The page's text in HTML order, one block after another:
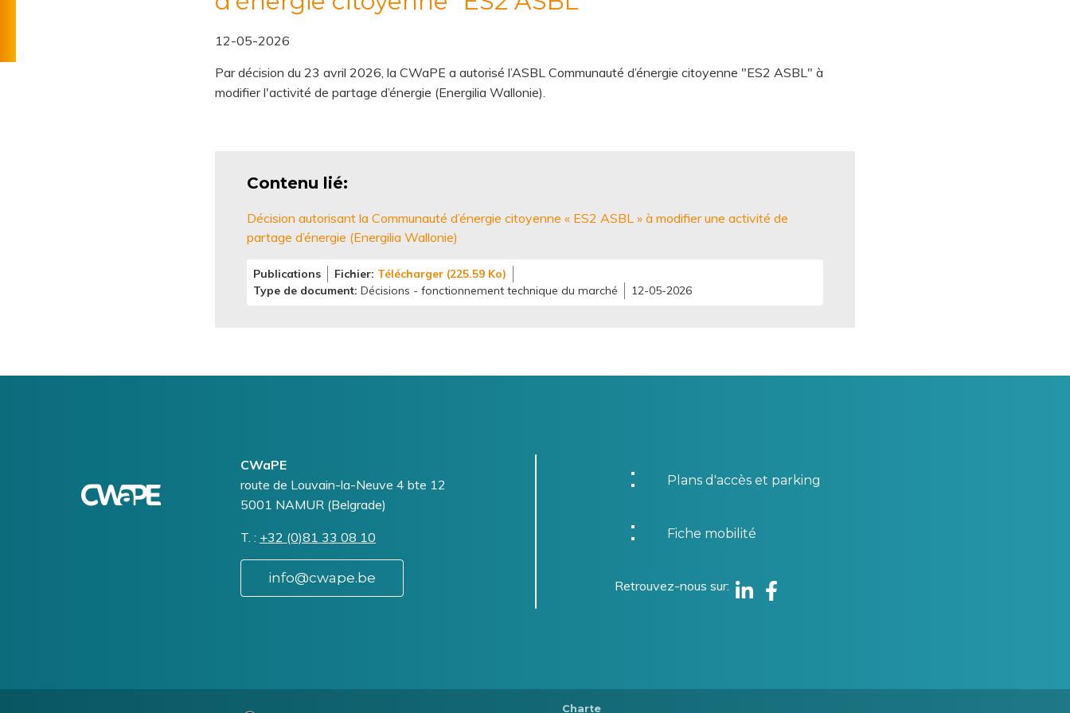
de
12-05-2026
Par décision du 23 avril 2026, la CWaPE a autorisé l’ASBL Communauté d’énergie citoyenne "ES2 ASBL" à
modifier l'activité de partage d’énergie (Energilia Wallonie).
Contenu lié
Décision autorisant la Communauté d’énergie citoyenne « ES2 ASBL » à modifier une activité de
partage d’énergie (Energilia Wallonie)
Publications Fichier Télécharger (225.59 Ko)
Type de document Décisions - fonctionnement technique du marché 12-05-2026
CWaPE
Addresse
route de Louvain-la-Neuve 4 bte 12
5001 NAMUR (Belgrade)
T. Téléphone
+32 (0)81 33 08 10
info@cwape.be
Plans d'accès et parking
Fiche mobilité
Retrouvez-nous sur
Linkedin
Facebook
Charte